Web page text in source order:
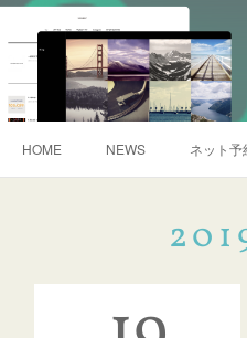
HOME NEWS ネット予